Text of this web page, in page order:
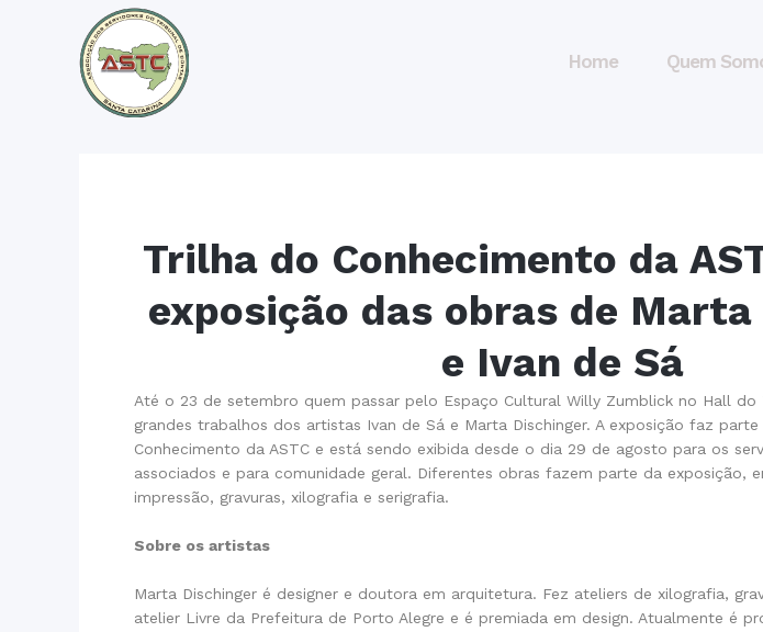
Home Quem
Trilha do Conhecimento da
exposição das obras de
e Ivan de Sá
Até o 23 de setembro quem passar pelo Espaço Cultural Willy Zumblick no Hall do
grandes trabalhos dos artistas Ivan de Sá e Marta Dischinger. A exposição faz
Conhecimento da ASTC e está sendo exibida desde o dia 29 de agosto para os
associados e para comunidade geral. Diferentes obras fazem parte da exposição,
impressão, gravuras, xilografia e serigrafia.
Sobre os artistas
Marta Dischinger é designer e doutora em arquitetura. Fez ateliers de xilografia,
atelier Livre da Prefeitura de Porto Alegre e é premiada em design. Atualmente é